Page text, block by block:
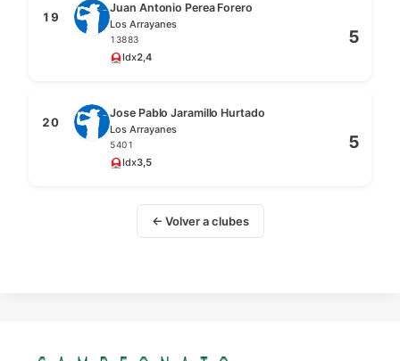
19
Juan Antonio Perea Forero
Los Arrayanes
13883
Idx2,4
5
20
Jose Pablo Jaramillo Hurtado
Los Arrayanes
5401
Idx3,5
5
← Volver a clubes